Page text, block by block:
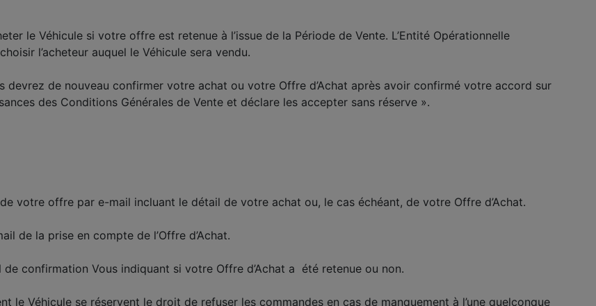
le Véhicule si votre offre est retenue à l’issue de la Période de Vente. L’Entité Opérationnelle
l’acheteur auquel le Véhicule sera vendu.
devrez de nouveau confirmer votre achat ou votre Offre d’Achat après avoir confirmé votre accord sur
des Conditions Générales de Vente et déclare les accepter sans réserve ».
votre offre par e-mail incluant le détail de votre achat ou, le cas échéant, de votre Offre d’Achat.
de la prise en compte de l’Offre d’Achat.
confirmation Vous indiquant si votre Offre d’Achat a été retenue ou non.
le Véhicule se réservent le droit de refuser les commandes en cas de manquement à l’une quelconque